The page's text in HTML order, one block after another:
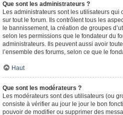
Que sont les administrateurs ?
Les administrateurs sont les utilisateurs qui
sur tout le forum. Ils contrôlent tous les
le bannissement, la création de groupes
selon les permissions que le fondateur du
administrateurs. Ils peuvent aussi avoir
l’ensemble des forums, selon ce que le
Haut
Que sont les modérateurs ?
Les modérateurs sont des utilisateurs (ou
consiste à vérifier au jour le jour le bon
pouvoir de modifier ou supprimer des